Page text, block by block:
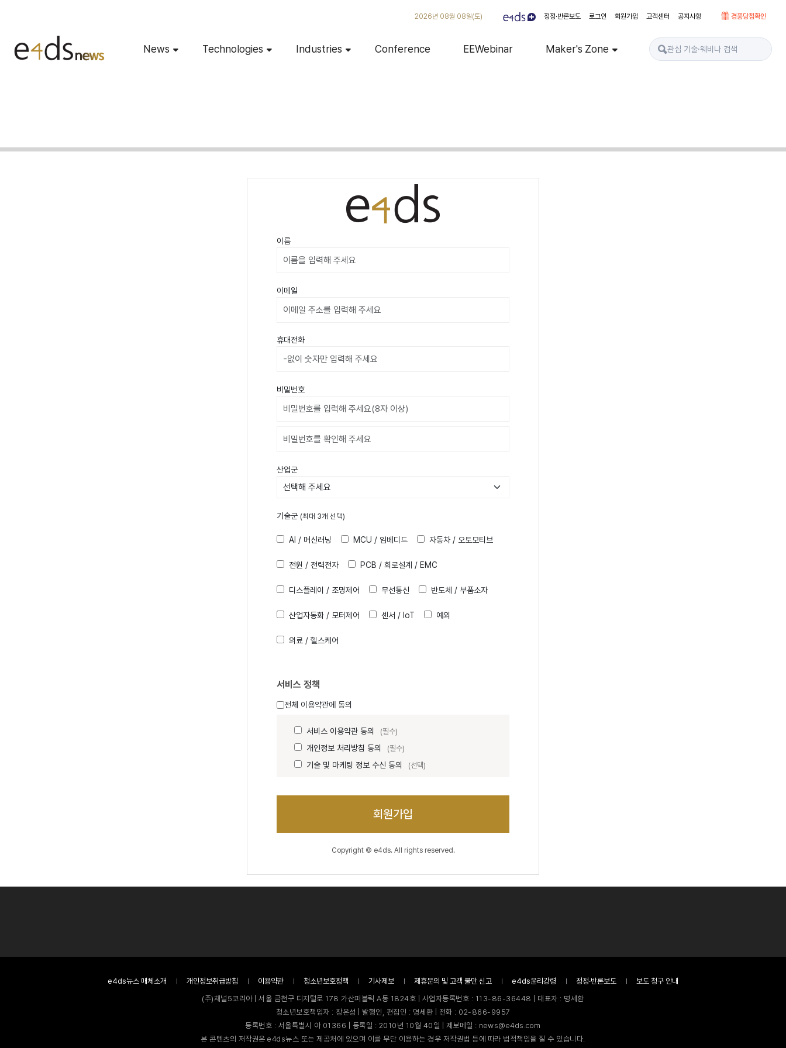
2026년 08월 08일(토) 정정·반론보도 로그인 회원가입 고객센터 공지사항 경품당첨확인
News Technologies Industries Conference EEWebinar Maker's Zone
이름
이메일
휴대전화
비밀번호
비밀번호확인
산업군
기술군 (최대 3개 선택)
AI / 머신러닝 MCU / 임베디드 자동차 / 오토모티브
전원 / 전력전자 PCB / 회로설계 / EMC
디스플레이 / 조명제어 무선통신 반도체 / 부품소자
산업자동화 / 모터제어 센서 / IoT 예외
의료 / 헬스케어
서비스 정책
전체 이용약관에 동의
서비스 이용약관 동의 (필수)
개인정보 처리방침 동의 (필수)
기술 및 마케팅 정보 수신 동의 (선택)
회원가입
Copyright © e4ds. All rights reserved.
e4ds뉴스 매체소개 개인정보취급방침 이용약관 청소년보호정책 기사제보 제휴문의 및 고객 불만 신고 e4ds윤리강령 정정·반론보도
보도 청구 안내
(주)채널5코리아 | 서울 금천구 디지털로 178 가산퍼블릭 A동 1824호 | 사업자등록번호 : 113-86-36448 | 대표자 : 명세환
청소년보호책임자 : 장은성 | 발행인, 편집인 : 명세환 | 전화 : 02-866-9957
등록번호 : 서울특별시 아 01366 | 등록일 : 2010년 10월 40일 | 제보메일 : news@e4ds.com
본 콘텐츠의 저작권은 e4ds뉴스 또는 제공처에 있으며 이를 무단 이용하는 경우 저작권법 등에 따라 법적책임을 질 수 있습니다.